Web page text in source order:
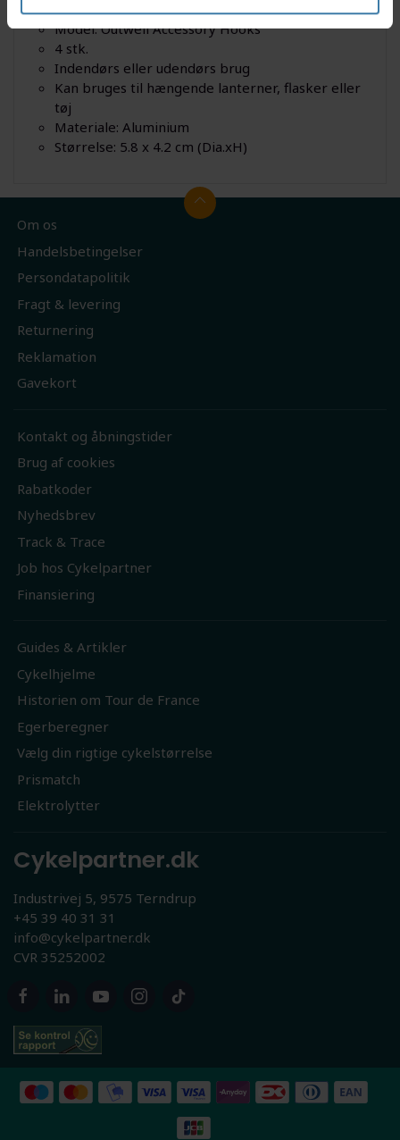
Model: Outwell Accessory Hooks
4 stk.
Indendørs eller udendørs brug
Kan bruges til hængende lanterner, flasker eller
tøj
Materiale: Aluminium
Størrelse: 5.8 x 4.2 cm (Dia.xH)
Om os
Handelsbetingelser
Persondatapolitik
Fragt & levering
Returnering
Reklamation
Gavekort
Kontakt og åbningstider
Brug af cookies
Rabatkoder
Nyhedsbrev
Track & Trace
Job hos Cykelpartner
Finansiering
Guides & Artikler
Cykelhjelme
Historien om Tour de France
Egerberegner
Vælg din rigtige cykelstørrelse
Prismatch
Elektrolytter
Cykelpartner.dk
Industrivej 5, 9575 Terndrup
+45 39 40 31 31
info@cykelpartner.dk
CVR 35252002